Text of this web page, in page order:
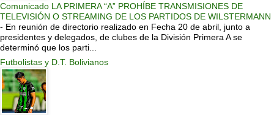
Comunicado LA PRIMERA “A” PROHÍBE TRANSMISIONES DE
TELEVISIÓN O STREAMING DE LOS PARTIDOS DE WILSTERMANN
- En reunión de directorio realizado en Fecha 20 de abril, junto a
presidentes y delegados, de clubes de la División Primera A se
determinó que los parti...
Futbolistas y D.T. Bolivianos